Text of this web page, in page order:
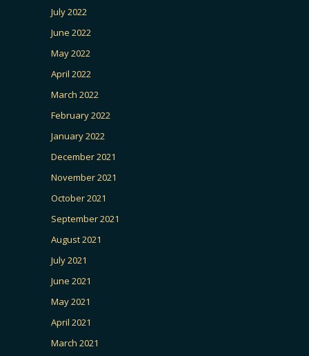
July 2022
June 2022
May 2022
April 2022
March 2022
February 2022
January 2022
December 2021
November 2021
October 2021
September 2021
August 2021
July 2021
June 2021
May 2021
April 2021
March 2021